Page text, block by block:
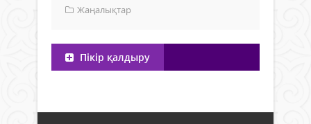
Жаңалықтар
Пікір қалдыру